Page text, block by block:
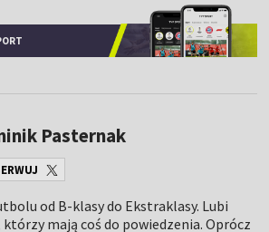
Pasternak
od B-klasy do Ekstraklasy. Lubi
mają coś do powiedzenia. Oprócz